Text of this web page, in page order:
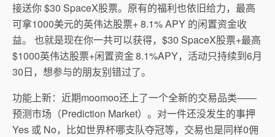
接送你 $30 SpaceX股票。原有的福利也依旧给力，最高
可拿1000美元的英伟达股票+ 8.1% APY 的闲置资金收
益。 也就是现在你一共可以获得，$30 SpaceX股票+最高
$1000英伟达股票+闲置资金 8.1%APY，活动只持续到6月
30日，想参与的朋友别错过了。
功能上新：近期moomoo还上了一个全新的交易品类——
预测市场（Prediction Market）。对一件还没发生的事押
Yes 或 No，比如世界杯哪支队夺冠等，交易也是同样0佣